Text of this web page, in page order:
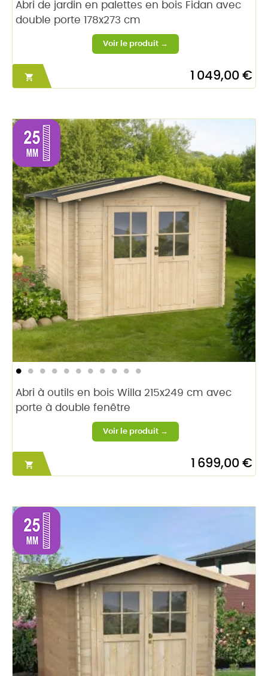
Abri de jardin en palettes en bois Fidan avec
double porte 178x273 cm
 1 049,00 €
Abri à outils en bois Willa 215x249 cm avec
porte à double fenêtre
 1 699,00 €